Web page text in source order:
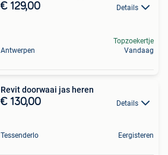
€ 129,00 Details
Antwerpen
Topzoekertje
Vandaag
Revit doorwaai jas heren
€ 130,00 Details
Tessenderlo Eergisteren